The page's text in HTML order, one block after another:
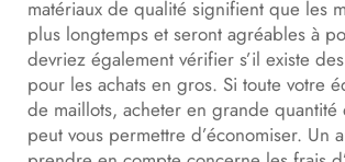
matériaux de qualité signifient que les
plus longtemps et seront agréables à
devriez également vérifier s’il existe
pour les achats en gros. Si toute votre
de maillots, acheter en grande quantité
peut vous permettre d’économiser. Un